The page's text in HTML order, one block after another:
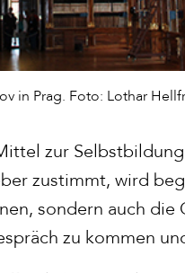
in Prag. Foto: Lothar
zur
zustimmt, wird
sondern auch
zu kommen